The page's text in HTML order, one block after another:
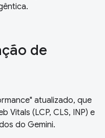
de
atualizado, que
Vitals (LCP, CLS, INP) e
do Gemini.